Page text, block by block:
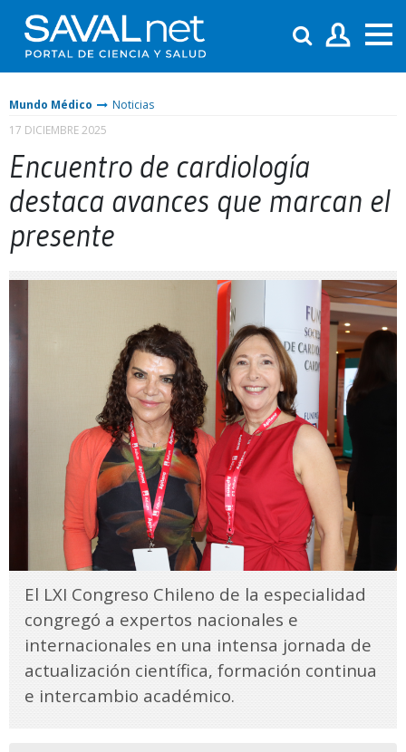
Mundo Médico
Noticias
17 DICIEMBRE 2025
Encuentro de cardiología
destaca avances que marcan el
presente
El LXI Congreso Chileno de la especialidad
congregó a expertos nacionales e
internacionales en una intensa jornada de
actualización científica, formación continua
e intercambio académico.